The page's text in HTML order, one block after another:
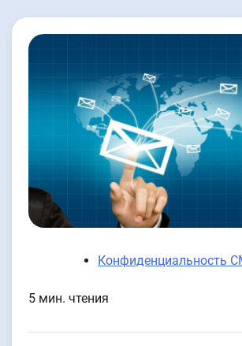
Конфиденциальность
5 мин. чтения